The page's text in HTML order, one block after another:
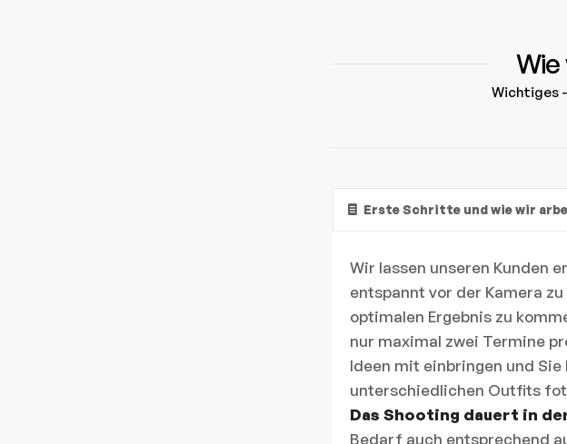
Wichtiges
Erste Schritte und wie wir
Wir lassen unseren Kunden
entspannt vor der Kamera
optimalen Ergebnis zu
nur maximal zwei Termine
Ideen mit einbringen und
unterschiedlichen Outfits
Das Shooting dauert in
Bedarf auch entsprechend